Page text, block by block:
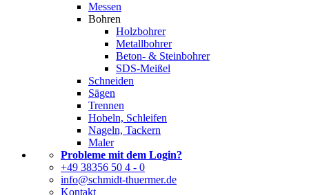
Messen
Bohren
Holzbohrer
Metallbohrer
Beton- & Steinbohrer
SDS-Meißel
Schneiden
Sägen
Trennen
Hobeln, Schleifen
Nageln, Tackern
Maler
Probleme mit dem Login?
+49 38356 50 4 - 0
info@schmidt-thuermer.de
Kontakt